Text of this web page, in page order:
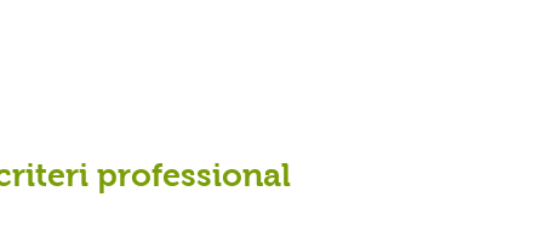
professional